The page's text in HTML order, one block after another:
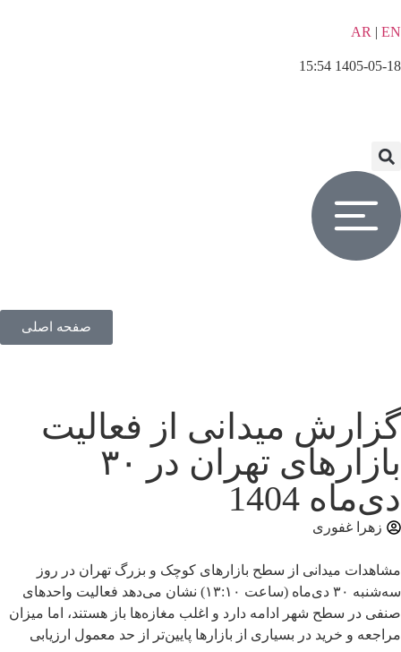
AR | EN
1405-05-18 15:54
صفحه اصلی
گزارش میدانی از فعالیت
بازارهای تهران در ۳۰
دی‌ماه 1404
زهرا غفوری
مشاهدات میدانی از سطح بازارهای کوچک و بزرگ تهران در روز
سه‌شنبه ۳۰ دی‌ماه (ساعت ۱۳:۱۰) نشان می‌دهد فعالیت واحدهای
صنفی در سطح شهر ادامه دارد و اغلب مغازه‌ها باز هستند، اما میزان
مراجعه و خرید در بسیاری از بازارها پایین‌تر از حد معمول ارزیابی